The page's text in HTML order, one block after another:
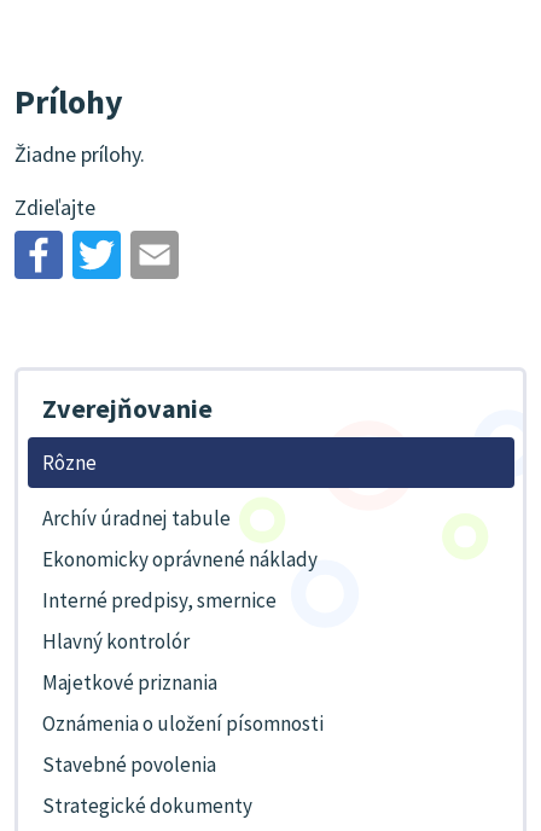
Prílohy
Žiadne prílohy.
Zdieľajte
Zverejňovanie
Rôzne
Archív úradnej tabule
Ekonomicky oprávnené náklady
Interné predpisy, smernice
Hlavný kontrolór
Majetkové priznania
Oznámenia o uložení písomnosti
Stavebné povolenia
Strategické dokumenty